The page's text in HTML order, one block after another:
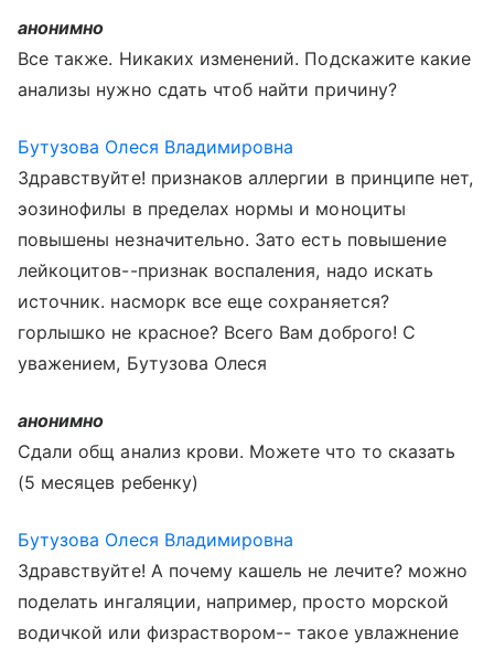
анонимно
Все также. Никаких изменений. Подскажите какие
анализы нужно сдать чтоб найти причину?
Бутузова Олеся Владимировна
Здравствуйте! признаков аллергии в принципе нет,
эозинофилы в пределах нормы и моноциты
повышены незначительно. Зато есть повышение
лейкоцитов--признак воспаления, надо искать
источник. насморк все еще сохраняется?
горлышко не красное? Всего Вам доброго! С
уважением, Бутузова Олеся
анонимно
Сдали общ анализ крови. Можете что то сказать
(5 месяцев ребенку)
Бутузова Олеся Владимировна
Здравствуйте! А почему кашель не лечите? можно
поделать ингаляции, например, просто морской
водичкой или физраствором-- такое увлажнение